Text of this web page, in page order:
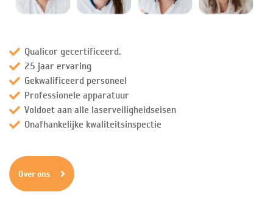
Qualicor gecertificeerd.
25 jaar ervaring
Gekwalificeerd personeel
Professionele apparatuur
Voldoet aan alle laserveiligheidseisen
Onafhankelijke kwaliteitsinspectie
Over ons